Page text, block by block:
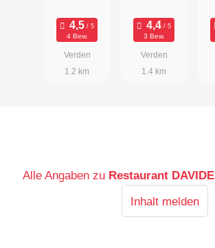
4 Bew.
Verden
1.2 km
3 Bew.
Verden
1.4 km
Alle Angaben zu Restaurant DAVIDE
Inhalt melden